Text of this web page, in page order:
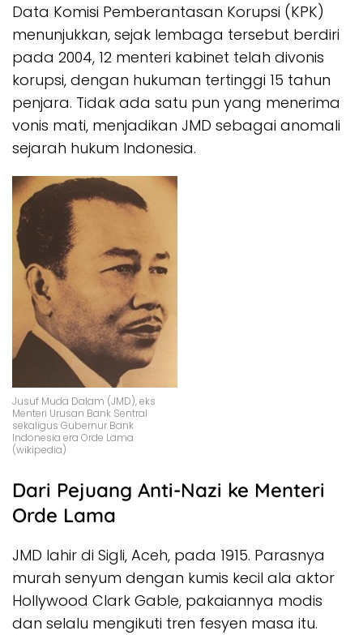
Data Komisi Pemberantasan Korupsi (KPK)
menunjukkan, sejak lembaga tersebut berdiri
pada 2004, 12 menteri kabinet telah divonis
korupsi, dengan hukuman tertinggi 15 tahun
penjara. Tidak ada satu pun yang menerima
vonis mati, menjadikan JMD sebagai anomali
sejarah hukum Indonesia.
Jusuf Muda Dalam (JMD), eks
Menteri Urusan Bank Sentral
sekaligus Gubernur Bank
Indonesia era Orde Lama
(wikipedia)
Dari Pejuang Anti-Nazi ke Menteri
Orde Lama
JMD lahir di Sigli, Aceh, pada 1915. Parasnya
murah senyum dengan kumis kecil ala aktor
Hollywood Clark Gable, pakaiannya modis
dan selalu mengikuti tren fesyen masa itu.